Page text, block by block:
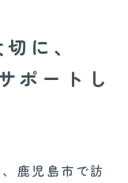
に、
ポートし
鹿児島市で訪